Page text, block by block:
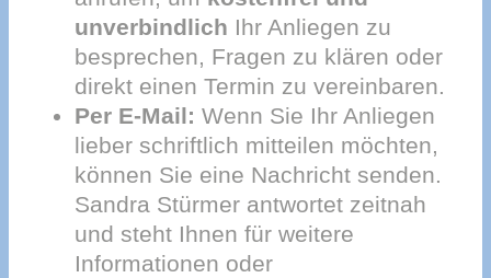
unverbindlich Ihr Anliegen zu
besprechen, Fragen zu klären oder
direkt einen Termin zu vereinbaren.
Per E-Mail: Wenn Sie Ihr Anliegen
lieber schriftlich mitteilen möchten,
können Sie eine Nachricht senden.
Sandra Stürmer antwortet zeitnah
und steht Ihnen für weitere
Informationen oder